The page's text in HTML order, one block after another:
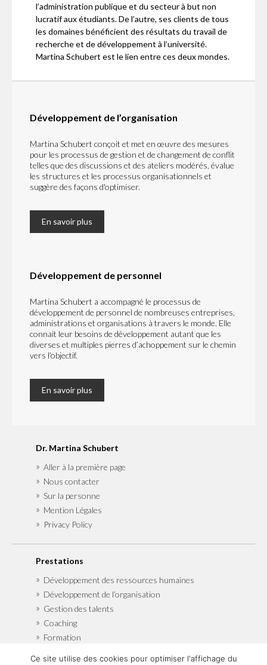
l’administration publique et du secteur à but non
lucratif aux étudiants. De l’autre, ses clients de tous
les domaines bénéficient des résultats du travail de
recherche et de développement à l’université.
Martina Schubert est le lien entre ces deux mondes.
Développement de l’organisation
Martina Schubert conçoit et met en œuvre des mesures
pour les processus de gestion et de changement de conflit
telles que des discussions et des ateliers modérés, évalue
les structures et les processus organisationnels et
suggère des façons d'optimiser.
En savoir plus
Développement de personnel
Martina Schubert a accompagné le processus de
développement de personnel de nombreuses entreprises,
administrations et organisations à travers le monde. Elle
connait leur besoins de développement autant que les
diverses et multiples pierres d’achoppement sur le chemin
vers l’objectif.
En savoir plus
Dr. Martina Schubert
Aller à la première page
Nous contacter
Sur la personne
Mention Légales
Privacy Policy
Prestations
Développement des ressources humaines
Développement de l’organisation
Gestion des talents
Coaching
Formation
Ce site utilise des cookies pour optimiser l'affichage du